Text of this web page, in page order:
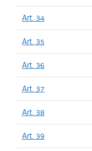
Art. 34
Art. 35
Art. 36
Art. 37
Art. 38
Art. 39